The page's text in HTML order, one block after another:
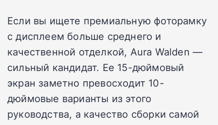
Если вы ищете премиальную фоторамку
с дисплеем больше среднего и
качественной отделкой, Aura Walden —
сильный кандидат. Ее 15-дюймовый
экран заметно превосходит 10-
дюймовые варианты из этого
руководства, а качество сборки самой